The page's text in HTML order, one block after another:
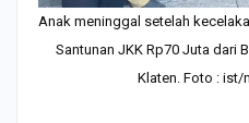
Anak meninggal setelah
Santunan JKK Rp70 Juta dari
Klaten. Foto :